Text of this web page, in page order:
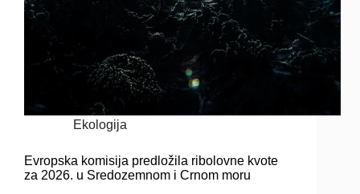
Ekologija
Evropska komisija predložila ribolovne kvote
za 2026. u Sredozemnom i Crnom moru